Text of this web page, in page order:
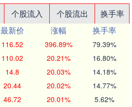
个股流入 个股流出
换手率
最新价 涨幅
换手率
116.52 396.89% 79.39%
110.02 20.21% 16.80%
14.8 20.03% 14.18%
20.44 20.02% 14.77%
46.72 20.01% 5.62%